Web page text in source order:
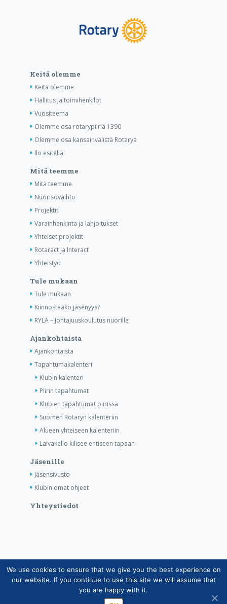
Keitä olemme
Keitä olemme
Hallitus ja toimihenkilöt
Vuositeema
Olemme osa rotarypiiriä 1390
Olemme osa kansainvälistä Rotarya
Ilo esitellä
Mitä teemme
Mitä teemme
Nuorisovaihto
Projektit
Varainhankinta ja lahjoitukset
Yhteiset projektit
Rotaract ja Interact
Yhteistyö
Tule mukaan
Tule mukaan
Kiinnostaako jäsenyys?
RYLA – Johtajuuskoulutus nuorille
Ajankohtaista
Ajankohtaista
Tapahtumakalenteri
Klubin kalenteri
Piirin tapahtumat
Klubien tapahtumat piirissä
Suomen Rotaryn kalenteriin
Alueen yhteiseen kalenteriin
Laivakello kilisee entiseen tapaan
Jäsenille
Jäsensivusto
Klubin omat ohjeet
Yhteystiedot
Copyright © Suomen Rotarypalvelu ry 2026 |
Jäsentietojärjestelmän tietosuojaseloste|Henkilötietojen
käsittely Rotarytoiminnassa
We use cookies to ensure that we give you the best experience on
our website. If you continue to use this site we will assume that
you are happy with it.